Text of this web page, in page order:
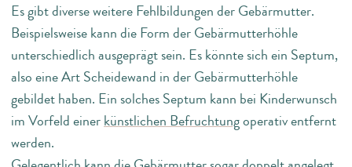
Es gibt diverse weitere Fehlbildungen der Gebärmutter.
Beispielsweise kann die Form der Gebärmutterhöhle
unterschiedlich ausgeprägt sein. Es könnte sich ein Septum,
also eine Art Scheidewand in der Gebärmutterhöhle
gebildet haben. Ein solches Septum kann bei Kinderwunsch
im Vorfeld einerkünstlichen Befruchtungoperativ entfernt
werden.